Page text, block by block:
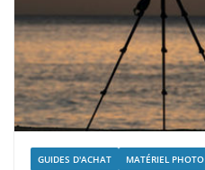
GUIDES D'ACHAT MATÉRIEL PHOTO